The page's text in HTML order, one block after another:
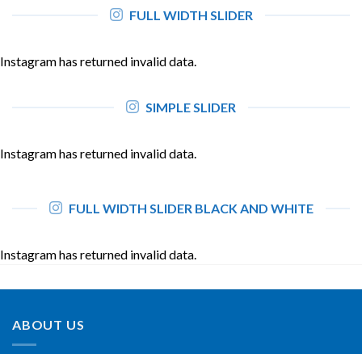
FULL WIDTH SLIDER
Instagram has returned invalid data.
SIMPLE SLIDER
Instagram has returned invalid data.
FULL WIDTH SLIDER BLACK AND WHITE
Instagram has returned invalid data.
ABOUT US